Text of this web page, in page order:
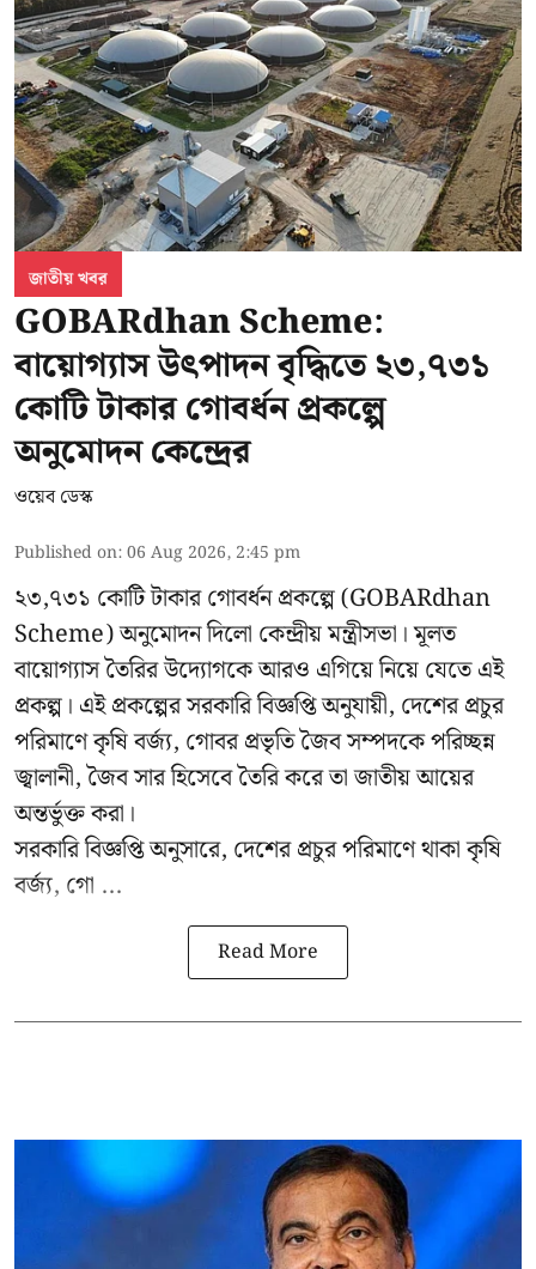
জাতীয় খবর
GOBARdhan Scheme:
বায়োগ্যাস উৎপাদন বৃদ্ধিতে ২৩,৭৩১
কোটি টাকার গোবর্ধন প্রকল্পে
অনুমোদন কেন্দ্রের
ওয়েব ডেস্ক
Published on:06 Aug 2026, 2:45 pm
২৩,৭৩১ কোটি টাকার গোবর্ধন প্রকল্পে (GOBARdhan
Scheme) অনুমোদন দিলো কেন্দ্রীয় মন্ত্রীসভা। মূলত
বায়োগ্যাস তৈরির উদ্যোগকে আরও এগিয়ে নিয়ে যেতে এই
প্রকল্প। এই প্রকল্পের সরকারি বিজ্ঞপ্তি অনুযায়ী, দেশের প্রচুর
পরিমাণে কৃষি বর্জ্য, গোবর প্রভৃতি জৈব সম্পদকে পরিচ্ছন্ন
জ্বালানী, জৈব সার হিসেবে তৈরি করে তা জাতীয় আয়ের
অন্তর্ভুক্ত করা।
সরকারি বিজ্ঞপ্তি অনুসারে, দেশের প্রচুর পরিমাণে থাকা কৃষি
বর্জ্য, গো ...
Read More